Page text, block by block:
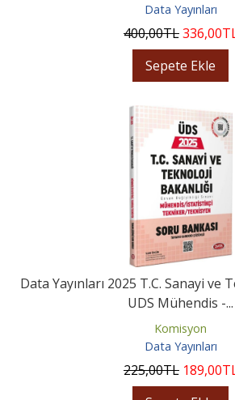
Data Yayınları
400,00TL336,00
Sepete Ekle
Data Yayınları 2025 T.C. Sanayi ve
UDS Mühendis -...
Komisyon
Data Yayınları
225,00TL 189,00